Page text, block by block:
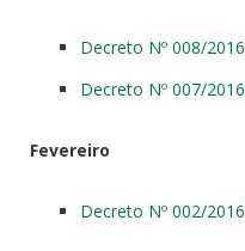
Decreto Nº 008/2016
Decreto Nº 007/2016
Fevereiro
Decreto Nº 002/2016